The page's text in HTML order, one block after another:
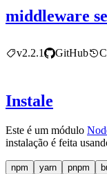
middleware
v2.2.1 GitHub
Instale
Este é um módulo
instalação é feita
npm yarn pnpm